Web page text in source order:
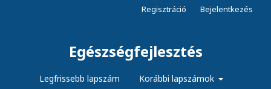
Egészségfejlesztés
Legfrissebb lapszám Korábbi lapszámok
Regisztráció Bejelentkezés